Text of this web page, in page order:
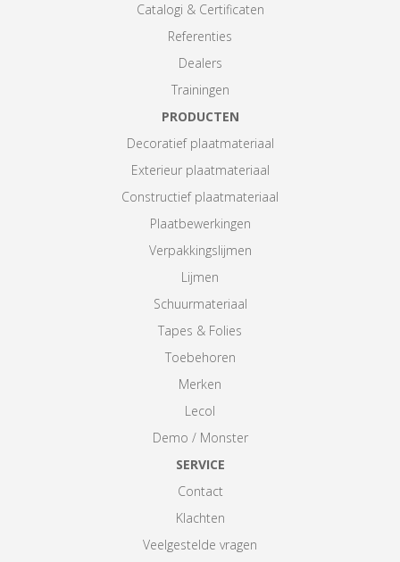
Catalogi & Certificaten
Referenties
Dealers
Trainingen
PRODUCTEN
Decoratief plaatmateriaal
Exterieur plaatmateriaal
Constructief plaatmateriaal
Plaatbewerkingen
Verpakkingslijmen
Lijmen
Schuurmateriaal
Tapes & Folies
Toebehoren
Merken
Lecol
Demo / Monster
SERVICE
Contact
Klachten
Veelgestelde vragen